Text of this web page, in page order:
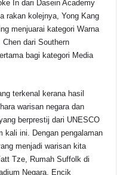
In dari Dasein Academy
rakan kolejnya, Yong Kang
menjuarai kategori Warna
dari Southern
bagi kategori Media
terkenal kerana hasil
warisan negara dan
berprestij dari UNESCO
kali ini. Dengan pengalaman
menjadi warisan kita
Tze, Rumah Suffolk di
Negara, Encik